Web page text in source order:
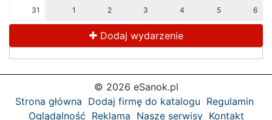
31 1 2 3 4 5 6
Dodaj wydarzenie
© 2026 eSanok.pl
Strona główna Dodaj firmę do katalogu Regulamin
Oglądalność Reklama Nasze serwisy Kontakt